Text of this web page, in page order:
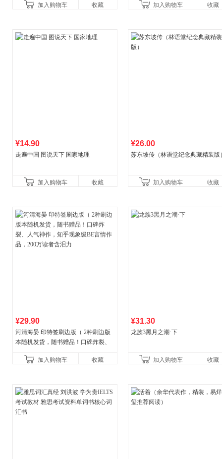
书！）读客经管文库
加入购物车 收藏 加入购物车 收藏
¥14.90
走遍中国 图说天下 国家地理
加入购物车 收藏
¥26.00
苏东坡传（林语堂纪念典藏精装版
加入购物车 收藏
¥29.90
河清海晏 印特签刷边版（ 2种刷边版
本随机发货，随书赠品！口碑炸裂、
200万读者含泪力
加入购物车 收藏
¥31.30
龙族3黑月之潮·下
加入购物车 收藏